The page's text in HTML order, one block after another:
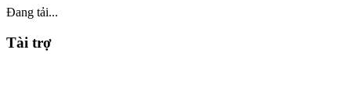
Đang tải...
Tài trợ